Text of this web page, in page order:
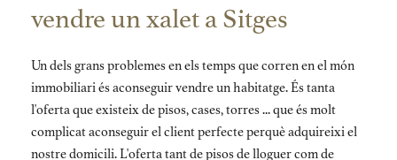
vendre un xalet a Sitges
Un dels grans problemes en els temps que corren en el món
immobiliari és aconseguir vendre un habitatge. És tanta
l'oferta que existeix de pisos, cases, torres ... que és molt
complicat aconseguir el client perfecte perquè adquireixi el
nostre domicili. L'oferta tant de pisos de lloguer com de